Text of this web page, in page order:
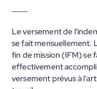
Le versement de
se fait mensuellement.
fin de mission (IFM) se
effectivement
versement prévus à